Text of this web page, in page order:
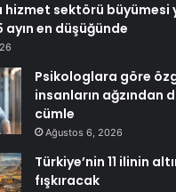
hizmet sektörü büyümesi
en düşüğünde
Psikologlara göre
insanların ağzından
cümle
Ağustos 6, 2026
Türkiye’nin 11 ilinin
fışkıracak